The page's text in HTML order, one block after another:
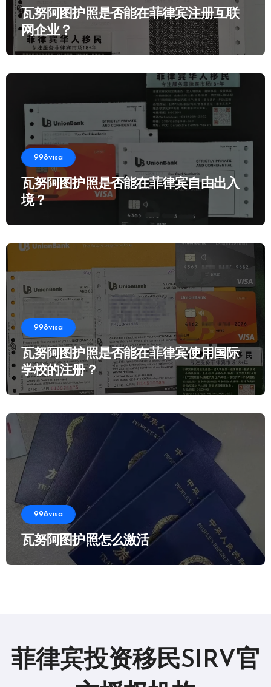
瓦努阿图护照是否能在菲律宾注册互联
网企业？
998visa
瓦努阿图护照是否能在菲律宾自由出入
境？
998visa
瓦努阿图护照是否能在菲律宾使用国际
学校的注册？
998visa
瓦努阿图护照怎么激活
菲律宾投资移民SIRV官